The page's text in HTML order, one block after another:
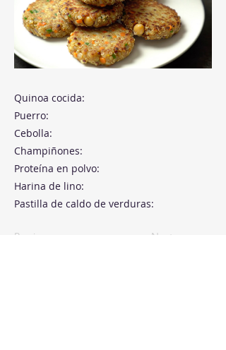
Quinoa cocida:
Puerro:
Cebolla:
Champiñones:
Proteína en polvo:
Harina de lino:
Pastilla de caldo de verduras:
Previous Next